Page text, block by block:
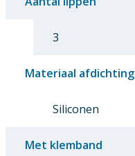
3
Materiaal afdichting
Siliconen
Met klemband